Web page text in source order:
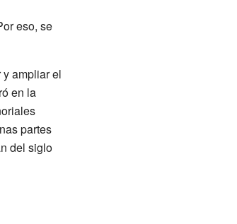
eso, se
ampliar el
en la
partes
del siglo